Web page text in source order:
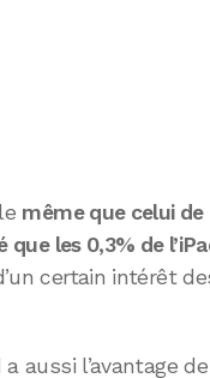
même que celui de
que les 0,3% de
certain intérêt
a aussi l’avantage